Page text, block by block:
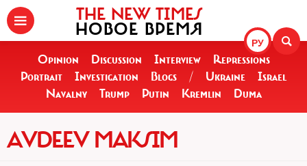
РУ
THE NEW TIMES
НОВОЕ ВРЕМЯ
Opinion Discussion Interview
Repressions
Portrait
Investigation Blogs / Ukraine
Israel
Navalny
Trump Putin Kremlin Duma
AVDEEV MAKSIM